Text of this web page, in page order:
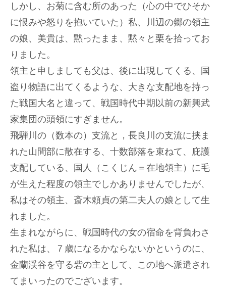
しかし、お菊に含む所のあった（心の中でひそか
に恨みや怒りを抱いていた）私、川辺の郷の領主
の娘、美貴は、黙ったまま、黙々と栗を拾ってお
りました。
領主と申しましても父は、後に出現してくる、国
盗り物語に出てくるような、大きな支配地を持っ
た戦国大名と違って、戦国時代中期以前の新興武
家集団の頭領にすぎません。
飛騨川の（数本の）支流と，長良川の支流に挟ま
れた山間部に散在する、十数部落を束ねて、庇護
支配している、国人（こくじん＝在地領主）に毛
が生えた程度の領主でしかありませんでしたが、
私はその領主、斎木頼貞の第二夫人の娘として生
れました。
生まれながらに、戦国時代の女の宿命を背負わさ
れた私は、７歳になるかならないかというのに、
金蘭渓谷を守る砦の主として、この地へ派遣され
てまいったのでございます。